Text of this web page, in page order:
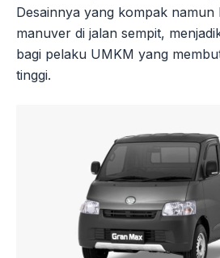
Desainnya yang kompak namun
manuver di jalan sempit,
bagi pelaku UMKM yang
tinggi.